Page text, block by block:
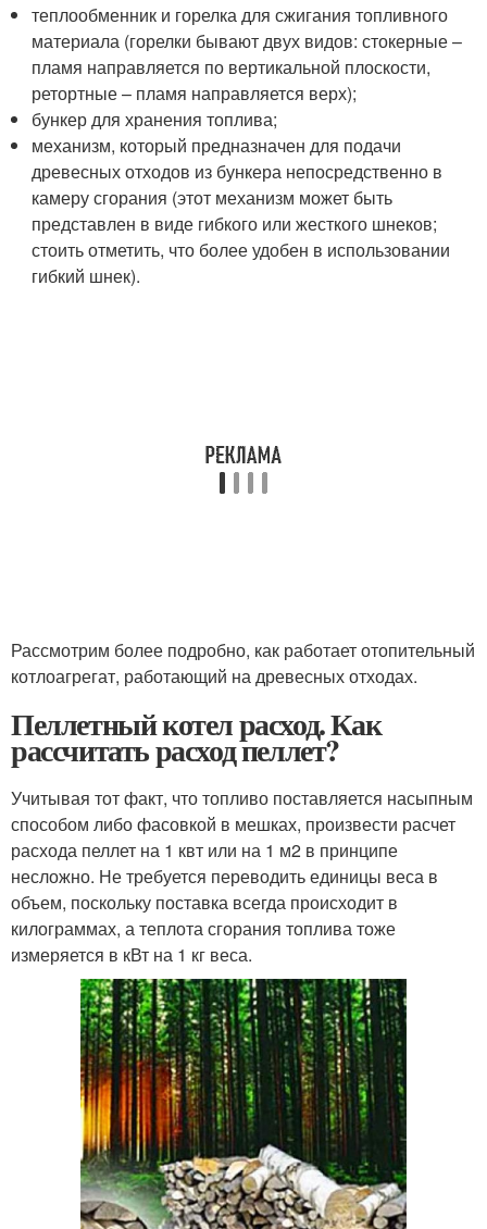
теплообменник и горелка для сжигания топливного
материала (горелки бывают двух видов: стокерные –
пламя направляется по вертикальной плоскости,
ретортные – пламя направляется верх);
бункер для хранения топлива;
механизм, который предназначен для подачи
древесных отходов из бункера непосредственно в
камеру сгорания (этот механизм может быть
представлен в виде гибкого или жесткого шнеков;
стоить отметить, что более удобен в использовании
гибкий шнек).
Рассмотрим более подробно, как работает отопительный
котлоагрегат, работающий на древесных отходах.
Пеллетный котел расход. Как
рассчитать расход пеллет?
Учитывая тот факт, что топливо поставляется насыпным
способом либо фасовкой в мешках, произвести расчет
расхода пеллет на 1 квт или на 1 м2 в принципе
несложно. Не требуется переводить единицы веса в
объем, поскольку поставка всегда происходит в
килограммах, а теплота сгорания топлива тоже
измеряется в кВт на 1 кг веса.